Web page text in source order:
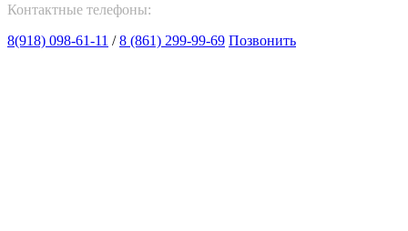
Контактные телефоны:
8(918) 098-61-11 /8 (861) 299-99-69 Позвонить